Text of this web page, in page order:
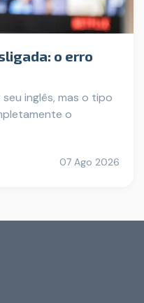
o erro
inglês, mas o tipo
o
07 Ago 2026